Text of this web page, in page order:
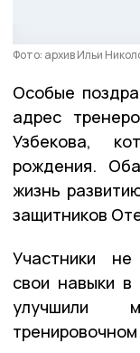
Фото: архив Ильи
Особые
адрес
Узбекова,
рождения.
жизнь
защитников
Участники не
свои навыки
улучшили